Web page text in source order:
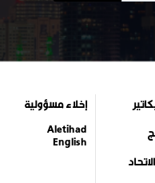
إخلاء مسؤولية
Aletihad
English